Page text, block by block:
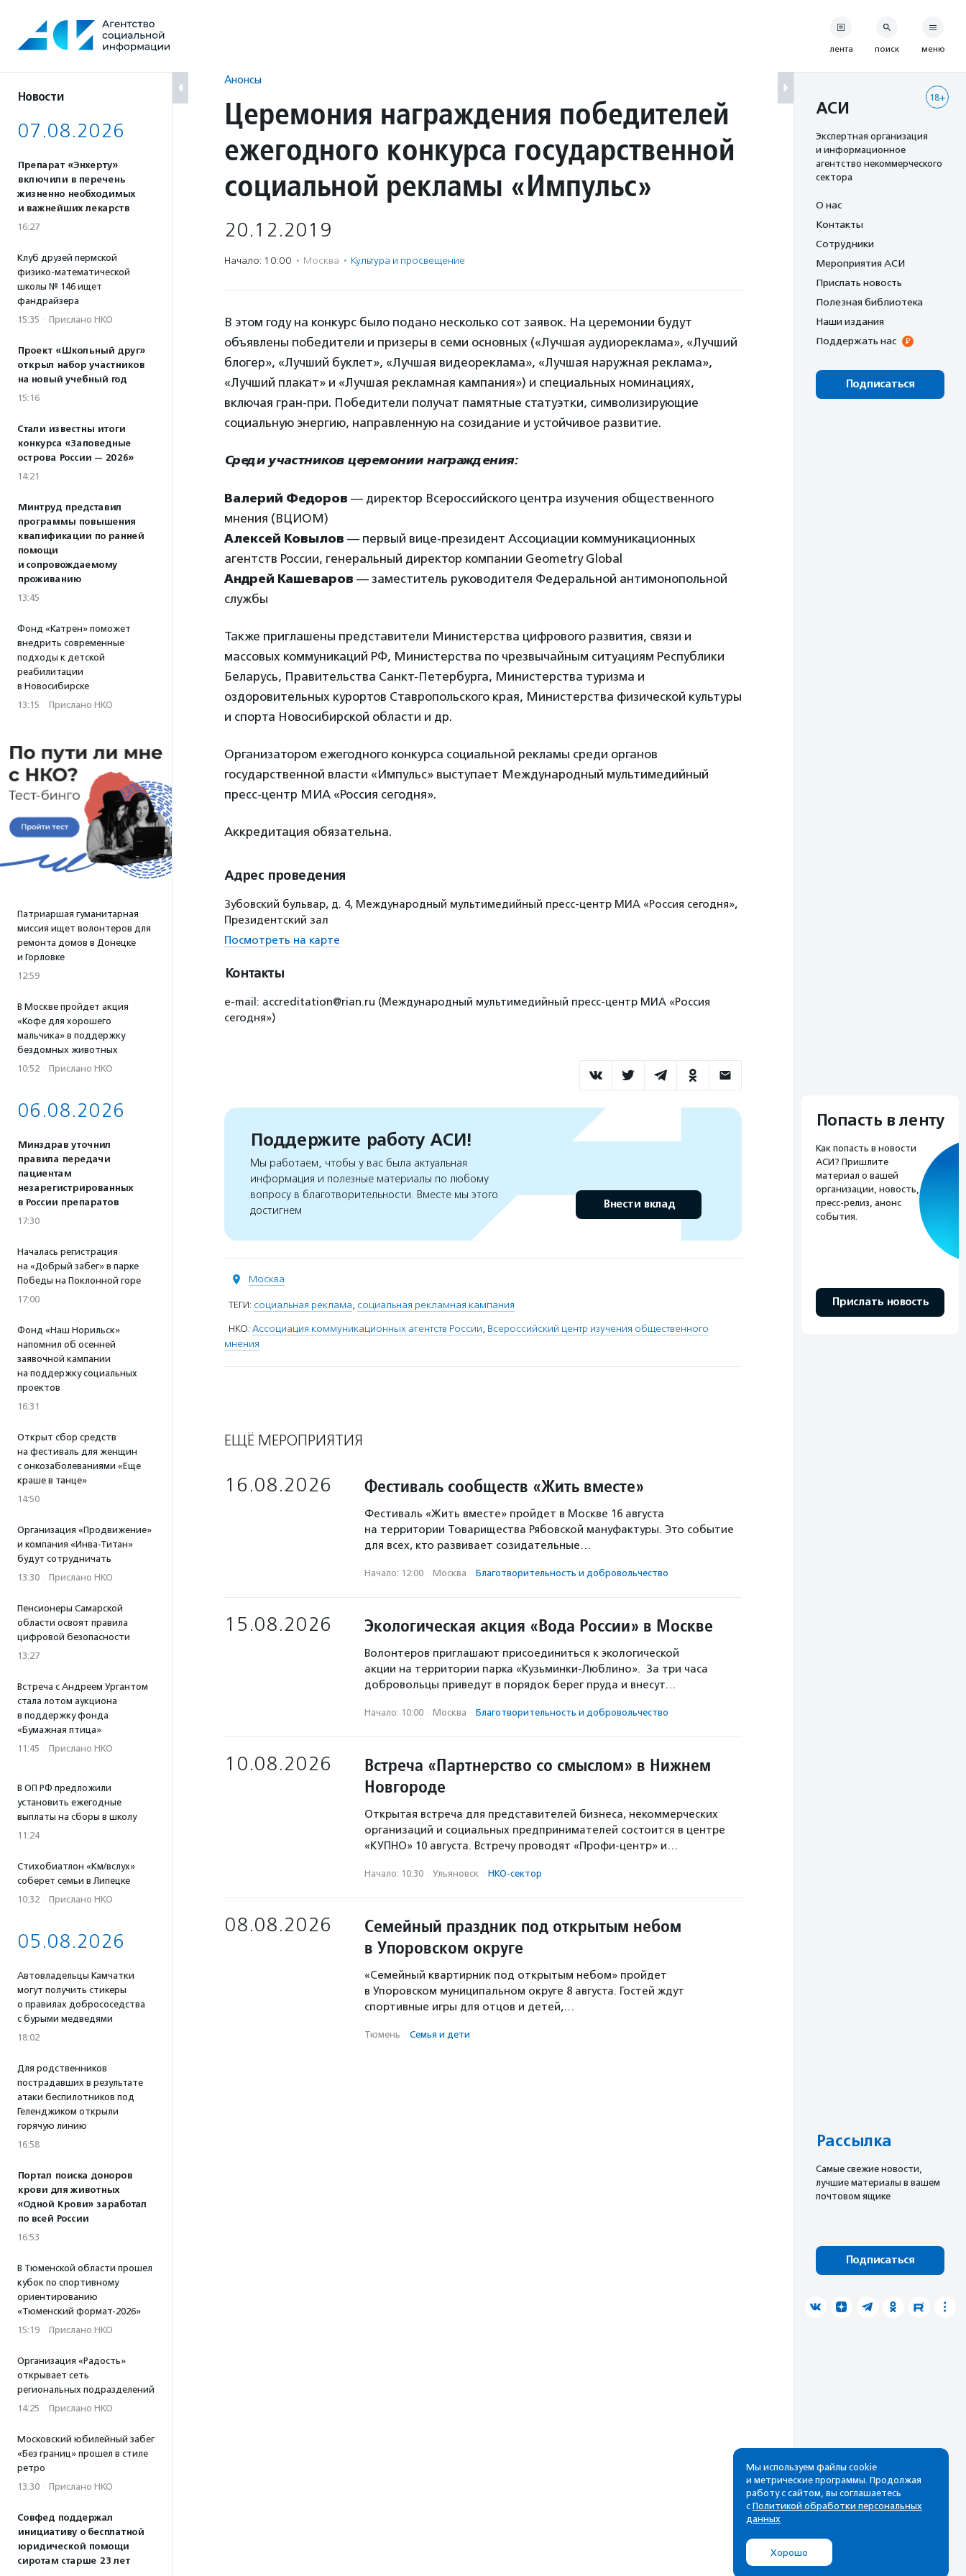
содержанию
Новости
07.08.2026
Препарат «Энхерту»
включили в перечень
жизненно необходимых
и важнейших лекарств
16:27
Клуб друзей пермской
физико-математической
школы № 146 ищет
фандрайзера
15:35 · Прислано НКО
Проект «Школьный друг»
открыл набор участников
на новый учебный год
15:16
Стали известны итоги
конкурса «Заповедные
острова России — 2026»
14:21
Минтруд представил
программы повышения
квалификации по ранней
помощи
и сопровождаемому
проживанию
13:45
Фонд «Катрен» поможет
внедрить современные
подходы к детской
реабилитации
в Новосибирске
13:15 · Прислано НКО
Патриаршая гуманитарная
миссия ищет волонтеров для
ремонта домов в Донецке
и Горловке
12:59
В Москве пройдет акция
«Кофе для хорошего
мальчика» в поддержку
бездомных животных
10:52 · Прислано НКО
06.08.2026
Минздрав уточнил
правила передачи
пациентам
незарегистрированных
в России препаратов
17:30
Началась регистрация
на «Добрый забег» в парке
Победы на Поклонной горе
17:00
Фонд «Наш Норильск»
напомнил об осенней
заявочной кампании
на поддержку социальных
проектов
16:31
Открыт сбор средств
на фестиваль для женщин
с онкозаболеваниями «Еще
краше в танце»
14:50
Организация «Продвижение»
и компания «Инва-Титан»
будут сотрудничать
13:30 · Прислано НКО
Пенсионеры Самарской
области освоят правила
цифровой безопасности
13:27
Встреча с Андреем Ургантом
стала лотом аукциона
в поддержку фонда
«Бумажная птица»
11:45 · Прислано НКО
В ОП РФ предложили
установить ежегодные
выплаты на сборы в школу
11:24
Стихобиатлон «Км/вслух»
соберет семьи в Липецке
10:32 · Прислано НКО
05.08.2026
Автовладельцы Камчатки
могут получить стикеры
о правилах добрососедства
с бурыми медведями
18:02
Для родственников
пострадавших в результате
атаки беспилотников под
Геленджиком открыли
горячую линию
16:58
Портал поиска доноров
крови для животных
«Одной Крови» заработал
по всей России
16:53
В Тюменской области прошел
кубок по спортивному
ориентированию
«Тюменский формат-2026»
15:19 · Прислано НКО
Организация «Радость»
открывает сеть
региональных подразделений
14:25 · Прислано НКО
Московский юбилейный забег
«Без границ» прошел в стиле
ретро
13:30 · Прислано НКО
Совфед поддержал
инициативу о бесплатной
юридической помощи
сиротам старше 23 лет
Анонсы
Церемония награждения победителей
ежегодного конкурса государственной
социальной рекламы «Импульс»
20.12.2019
Начало: 10:00 · Москва · Культура и просвещение
В этом году на конкурс было подано несколько сот заявок. На церемонии будут
объявлены победители и призеры в семи основных («Лучшая аудиореклама», «Лучший
блогер», «Лучший буклет», «Лучшая видеореклама», «Лучшая наружная реклама»,
«Лучший плакат» и «Лучшая рекламная кампания») и специальных номинациях,
включая гран-при. Победители получат памятные статуэтки, символизирующие
социальную энергию, направленную на созидание и устойчивое развитие.
Среди участников церемонии награждения:
Валерий Федоров — директор Всероссийского центра изучения общественного
мнения (ВЦИОМ)
Алексей Ковылов — первый вице-президент Ассоциации коммуникационных
агентств России, генеральный директор компании Geometry Global
Андрей Кашеваров — заместитель руководителя Федеральной антимонопольной
службы
Также приглашены представители Министерства цифрового развития, связи и
массовых коммуникаций РФ, Министерства по чрезвычайным ситуациям Республики
Беларусь, Правительства Санкт-Петербурга, Министерства туризма и
оздоровительных курортов Ставропольского края, Министерства физической культуры
и спорта Новосибирской области и др.
Организатором ежегодного конкурса социальной рекламы среди органов
государственной власти «Импульс» выступает Международный мультимедийный
пресс-центр МИА «Россия сегодня».
Аккредитация обязательна.
Адрес проведения
Зубовский бульвар, д. 4, Международный мультимедийный пресс-центр МИА «Россия сегодня»,
Президентский зал
Посмотреть на карте
Контакты
e-mail: accreditation@rian.ru (Международный мультимедийный пресс-центр МИА «Россия
сегодня»)
Поддержите работу АСИ!
Мы работаем, чтобы у вас была актуальная
информация и полезные материалы по любому
вопросу в благотворительности. Вместе мы этого
достигнем
Внести вклад
Москва
ТЕГИ: социальная реклама, социальная рекламная кампания
НКО: Ассоциация коммуникационных агентств России, Всероссийский центр изучения общественного
мнения
ЕЩЁ МЕРОПРИЯТИЯ
16.08.2026 Фестиваль сообществ «Жить вместе»
Фестиваль «Жить вместе» пройдет в Москве 16 августа
на территории Товарищества Рябовской мануфактуры. Это событие
для всех, кто развивает созидательные…
Начало: 12:00 · Москва · Благотвори­тель­ность и доброволь­чест­во
15.08.2026 Экологическая акция «Вода России» в Москве
Волонтеров приглашают присоединиться к экологической
акции на территории парка «Кузьминки-Люблино». За три часа
добровольцы приведут в порядок берег пруда и внесут…
Начало: 10:00 · Москва · Благотвори­тель­ность и доброволь­чест­во
10.08.2026
Встреча «Партнерство со смыслом» в Нижнем
Новгороде
Открытая встреча для представителей бизнеса, некоммерческих
организаций и социальных предпринимателей состоится в центре
«КУПНО» 10 августа. Встречу проводят «Профи-центр» и…
Начало: 10:30 · Ульяновск · НКО-сектор
08.08.2026
Семейный праздник под открытым небом
в Упоровском округе
«Семейный квартирник под открытым небом» пройдет
в Упоровском муниципальном округе 8 августа. Гостей ждут
спортивные игры для отцов и детей,…
Тюмень · Семья и дети
лента поиск меню
18+
АСИ
Экспертная организация
и информационное
агентство некоммерческого
сектора
О нас
Контакты
Сотрудники
Мероприятия АСИ
Прислать новость
Полезная библиотека
Наши издания
Поддержать нас
Подписаться
Попасть в ленту
Как попасть в новости
АСИ? Пришлите
материал о вашей
организации, новость,
пресс-релиз, анонс
события.
Прислать новость
Рассылка
Cамые свежие новости,
лучшие материалы в вашем
почтовом ящике
Подписаться
Мы используем файлы cookie
и метрические программы. Продолжая
работу с сайтом, вы соглашаетесь
с Политикой обработки персональных
данных
Хорошо